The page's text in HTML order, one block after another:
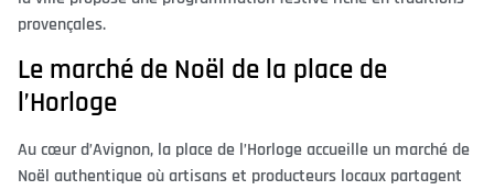
provençales.
Le marché de Noël de la place de
l’Horloge
Au cœur d’Avignon, la place de l’Horloge accueille un marché de
Noël authentique où artisans et producteurs locaux partagent